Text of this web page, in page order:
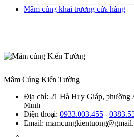
Mâm cúng khai trương cửa hàng
Mâm Cúng Kiến Tường
Địa chỉ: 21 Hà Huy Giáp,
Minh
Điện thoại: 0933.003.455 -
Email: